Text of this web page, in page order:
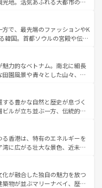
ワイ情報
てほしい。
しており、サーフィンやダイ
ウトドア好きにはたまらな
魅力を存分に味わいつくそ
地。活気あふれる大都市の台
る台湾東部など、都市の喧騒
り、訪れる人に新しい発見と
た、奥深い台湾の食文化も魅
など、バラエティ豊かな料理
新着の台湾情報は コンテンツ一覧を参
で、最先端のファッションやK
韓国。首都ソウルの宮殿や伝統
折々の自然美を楽しむことが
肉、絶品のストリートフード
待っている。夜には、韓国な
の多彩な魅力を心ゆくまで味
ほしい。 なお、新着の韓国情報はコンテンツ一
力的なベトナム。南北に細長
園風景や青々とした山々、世
く。ハノイの古い町並みやホ
代の建物も、独特の雰囲気を
エティの豊かさとおいしさで
ベトナムコーヒーなどは、ぜ
域を訪れてもあたたかい人々
、きっと忘れられない旅にな
る豊かな自然と歴史が息づく
ルが立ち並ぶ一方、伝統的な
ではチェンマイなどの山岳地
はプーケットやクラビの美し
しむことができる。タイ料理
、どの季節にも異なる楽しみ
タイの人々、仏教を中心とし
源が、訪れる旅人を魅了し続
香港は、特有のエネルギーを
に広がる壮大な景色、近未来
はず。観光スポットが密集し
回れるのも魅力。息をのむよ
で、香港を存分に楽しみ尽く
が融合した独自の魅力を放つ
物が並ぶマリーナベイ、歴史